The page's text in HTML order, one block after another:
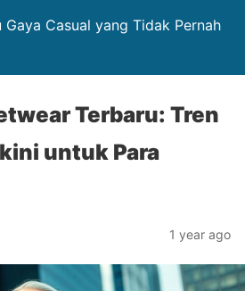
Gaya Casual yang Tidak Pernah
Terbaru: Tren
untuk Para
1 year ago